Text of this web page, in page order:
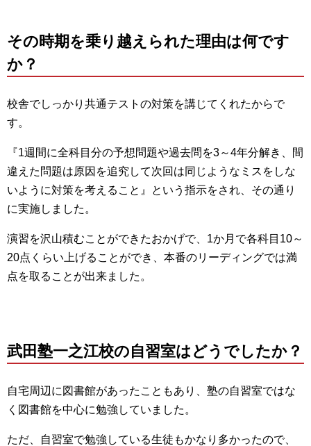
その時期を乗り越えられた理由は何です
か？
校舎でしっかり共通テストの対策を講じてくれたからで
す。
『1週間に全科目分の予想問題や過去問を3～4年分解き、間
違えた問題は原因を追究して次回は同じようなミスをしな
いように対策を考えること』という指示をされ、その通り
に実施しました。
演習を沢山積むことができたおかげで、1か月で各科目10～
20点くらい上げることができ、本番のリーディングでは満
点を取ることが出来ました。
武田塾一之江校の自習室はどうでしたか？
自宅周辺に図書館があったこともあり、塾の自習室ではな
く図書館を中心に勉強していました。
ただ、自習室で勉強している生徒もかなり多かったので、